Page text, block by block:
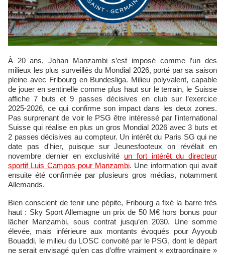
À 20 ans, Johan Manzambi s’est imposé comme l’un des
milieux les plus surveillés du Mondial 2026, porté par sa saison
pleine avec Fribourg en Bundesliga. Milieu polyvalent, capable
de jouer en sentinelle comme plus haut sur le terrain, le Suisse
affiche 7 buts et 9 passes décisives en club sur l’exercice
2025‑2026, ce qui confirme son impact dans les deux zones.
Pas surprenant de voir le PSG être intéressé par l'international
Suisse qui réalise en plus un gros Mondial 2026 avec 3 buts et
2 passes décisives au compteur. Un intérêt du Paris SG qui ne
date pas d'hier, puisque sur Jeunesfooteux on révélait en
novembre dernier en exclusivité un fort intérêt du directeur
sportif Luis Campos pour Manzambi. Une information qui avait
ensuite été confirmée par plusieurs gros médias, notamment
Allemands.
Bien conscient de tenir une pépite, Fribourg a fixé la barre très
haut : Sky Sport Allemagne un prix de 50 M€ hors bonus pour
lâcher Manzambi, sous contrat jusqu’en 2030. Une somme
élevée, mais inférieure aux montants évoqués pour Ayyoub
Bouaddi, le milieu du LOSC convoité par le PSG, dont le départ
ne serait envisagé qu’en cas d’offre vraiment « extraordinaire »